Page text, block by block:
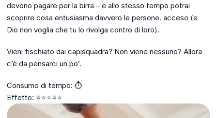
devono pagare per la birra – e allo stesso tempo potrai
scoprire cosa entusiasma davvero le persone. acceso (e
Dio non voglia che tu lo rivolga contro di loro).
Vieni fischiato dai capisquadra? Non viene nessuno? Allora
c’è da pensarci un po’.
Consumo di tempo: ⏱️
Effetto: ⭐⭐⭐⭐⭐